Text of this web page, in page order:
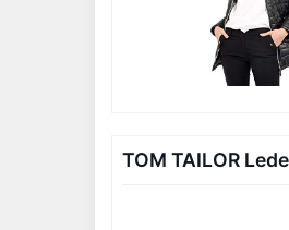
TOM TAILOR